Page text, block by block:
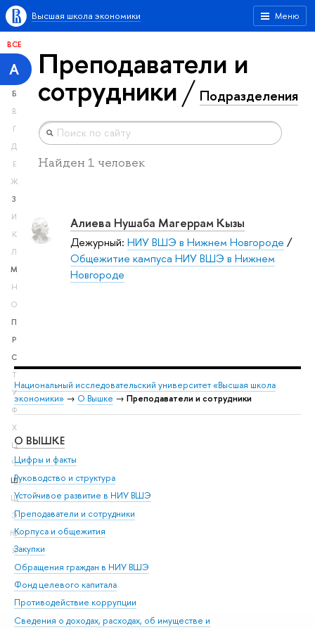
Меню
Высшая школа экономики
ВСЕ
А
Б
В
Г
Д
Е
Ж
З
И
К
Л
М
Н
О
П
Р
С
Т
У
Ф
Х
Ц
Ч
Ш
Щ
Э
Ю
Я
Преподаватели и
сотрудники Подразделения
Найден 1 человек
Алиева Нушаба Магеррам Кызы
Дежурный: НИУ ВШЭ в Нижнем Новгороде /
Общежитие кампуса НИУ ВШЭ в Нижнем
Новгороде
Национальный исследовательский университет «Высшая школа
экономики» → О Вышке → Преподаватели и сотрудники
О ВЫШКЕ
Цифры и факты
Руководство и структура
Устойчивое развитие в НИУ ВШЭ
Преподаватели и сотрудники
Корпуса и общежития
Закупки
Обращения граждан в НИУ ВШЭ
Фонд целевого капитала
Противодействие коррупции
Сведения о доходах, расходах, об имуществе и